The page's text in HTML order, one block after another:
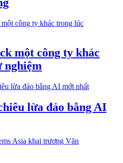
một công ty khác
nghiệm
lừa đảo bằng AI